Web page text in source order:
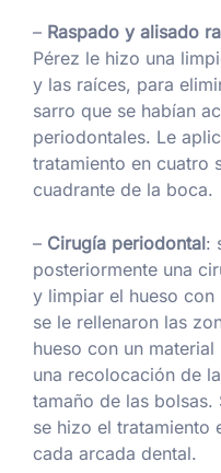
– Raspado y alisado
Pérez le hizo una
y las raíces, para
sarro que se habían
periodontales. Le
tratamiento en cuatro
cuadrante de la boca.
– Cirugía periodontal:
posteriormente una
y limpiar el hueso
se le rellenaron las
hueso con un
una recolocación de
tamaño de las
se hizo el tratamiento
cada arcada dental.